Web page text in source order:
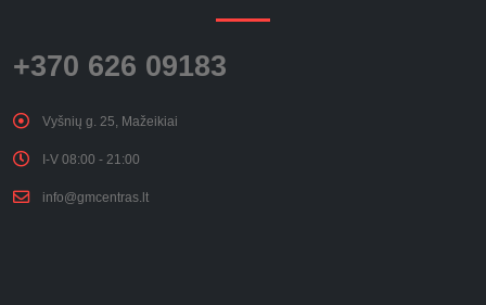
+370 626 09183
Vyšnių g. 25, Mažeikiai
I-V 08:00 - 21:00
info@gmcentras.lt